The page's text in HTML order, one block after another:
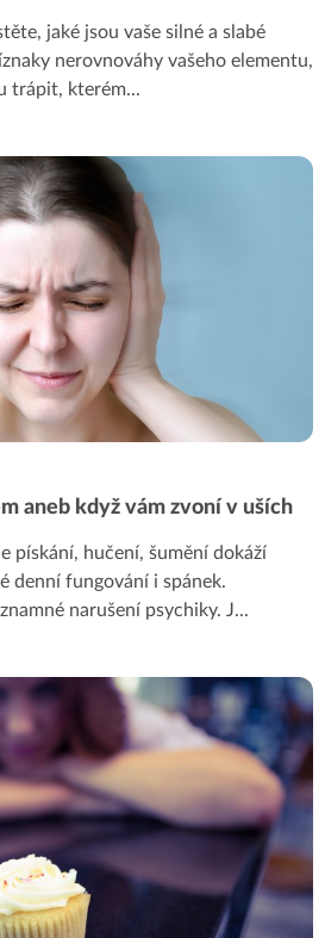
jaké jsou vaše silné a slabé
nerovnováhy vašeho elementu,
trápit, kterém...
aneb když vám zvoní v uších
pískání, hučení, šumění dokáží
denní fungování i spánek.
narušení psychiky. J...